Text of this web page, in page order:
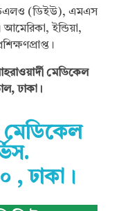
(ডিইউ), এমএস
ইন্ডিয়া,
মেডিকেল
ঢাকা।
মেডিকেল
, ঢাকা।